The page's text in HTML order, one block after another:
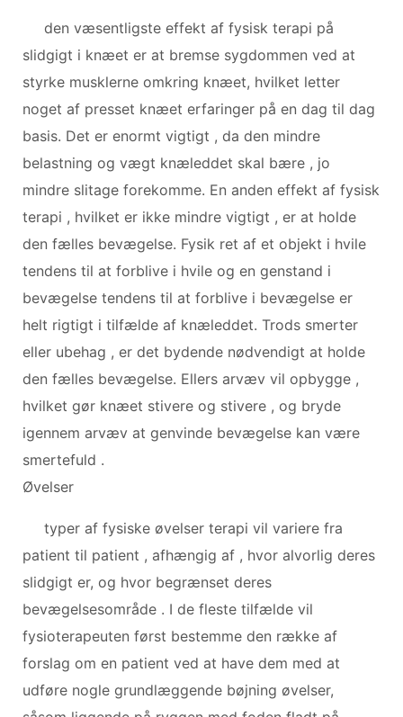
den væsentligste effekt af fysisk terapi på
slidgigt i knæet er at bremse sygdommen ved at
styrke musklerne omkring knæet, hvilket letter
noget af presset knæet erfaringer på en dag til dag
basis. Det er enormt vigtigt , da den mindre
belastning og vægt knæleddet skal bære , jo
mindre slitage forekomme. En anden effekt af fysisk
terapi , hvilket er ikke mindre vigtigt , er at holde
den fælles bevægelse. Fysik ret af et objekt i hvile
tendens til at forblive i hvile og en genstand i
bevægelse tendens til at forblive i bevægelse er
helt rigtigt i tilfælde af knæleddet. Trods smerter
eller ubehag , er det bydende nødvendigt at holde
den fælles bevægelse. Ellers arvæv vil opbygge ,
hvilket gør knæet stivere og stivere , og bryde
igennem arvæv at genvinde bevægelse kan være
smertefuld .
Øvelser
typer af fysiske øvelser terapi vil variere fra
patient til patient , afhængig af , hvor alvorlig deres
slidgigt er, og hvor begrænset deres
bevægelsesområde . I de fleste tilfælde vil
fysioterapeuten først bestemme den række af
forslag om en patient ved at have dem med at
udføre nogle grundlæggende bøjning øvelser,